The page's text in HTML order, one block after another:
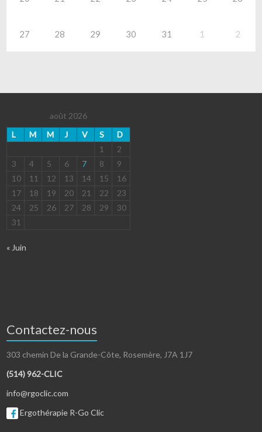
27 28 29 30 31 1 2
août 2026
L
M M J V S
D
1
2
3
4 5 6 7 8
9
10
11 12 13 14 15
16
17
18 19 20 21 22
23
24
25 26 27 28 29
30
31
« Juin
Contactez-nous
303 chemin De la Grande-Côte, Rosemère, J7A 1J7
(514) 962-CLIC
info@rgoclic.com
Ergothérapie R-Go Clic